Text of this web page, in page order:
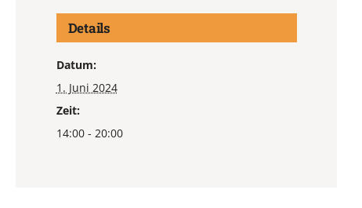
Details
Datum:
1. Juni 2024
Zeit:
14:00 - 20:00